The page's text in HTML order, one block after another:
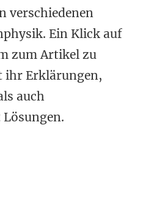
verschiedenen
Ein Klick auf
zum Artikel zu
ihr Erklärungen,
auch